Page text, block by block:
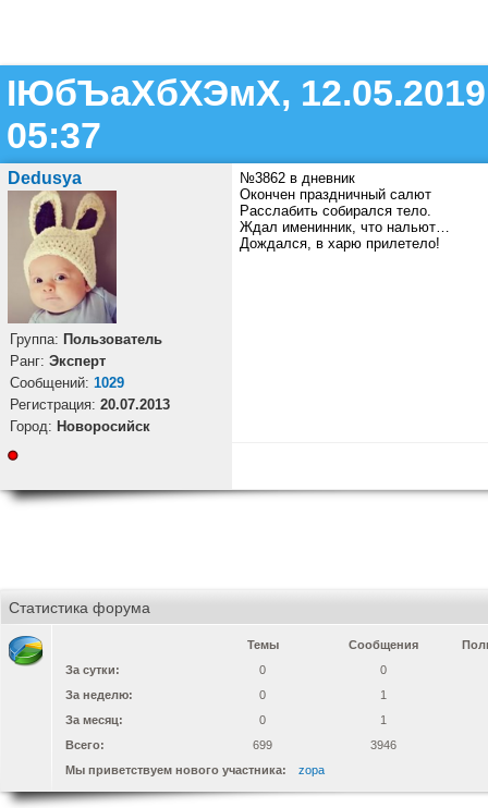
ІЮбЪаХбХЭмХ,
05:37
Dedusya
Группа: Пользователь
Ранг: Эксперт
Cообщений: 1029
Регистрация: 20.07.2013
Город: Новоросийск
№3862 в дневник
Окончен праздничный салют
Расслабить собирался тело.
Ждал именинник, что нальют…
Дождался, в харю прилетело!
Статистика форума
Темы Сообщения
За сутки:
0
0
За неделю:
0
1
За месяц:
0
1
Всего:
699
3946
Мы приветствуем нового участника:
zopa